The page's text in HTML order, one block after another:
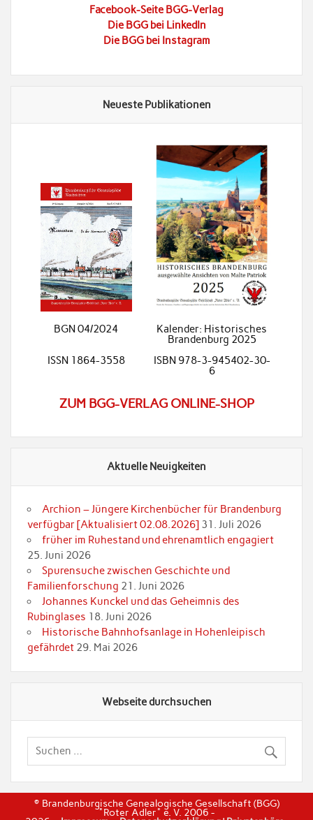
Facebook-Seite BGG-Verlag
Die BGG bei LinkedIn
Die BGG bei Instagram
Neueste Publikationen
BGN 04/2024
Kalender: Historisches
Brandenburg 2025
ISSN 1864-3558
ISBN 978-3-945402-30-
6
ZUM BGG-VERLAG ONLINE-SHOP
Aktuelle Neuigkeiten
Archion – Jüngere Kirchenbücher für Brandenburg
verfügbar [Aktualisiert 02.08.2026] 31. Juli 2026
früher im Ruhestand und ehrenamtlich engagiert
25. Juni 2026
Spurensuche zwischen Geschichte und
Familienforschung 21. Juni 2026
Johannes Kunckel und das Geheimnis des
Rubinglases 18. Juni 2026
Historische Bahnhofsanlage in Hohenleipisch
gefährdet 29. Mai 2026
Webseite durchsuchen
© Brandenburgische Genealogische Gesellschaft (BGG)
"Roter Adler" e. V. 2006 -